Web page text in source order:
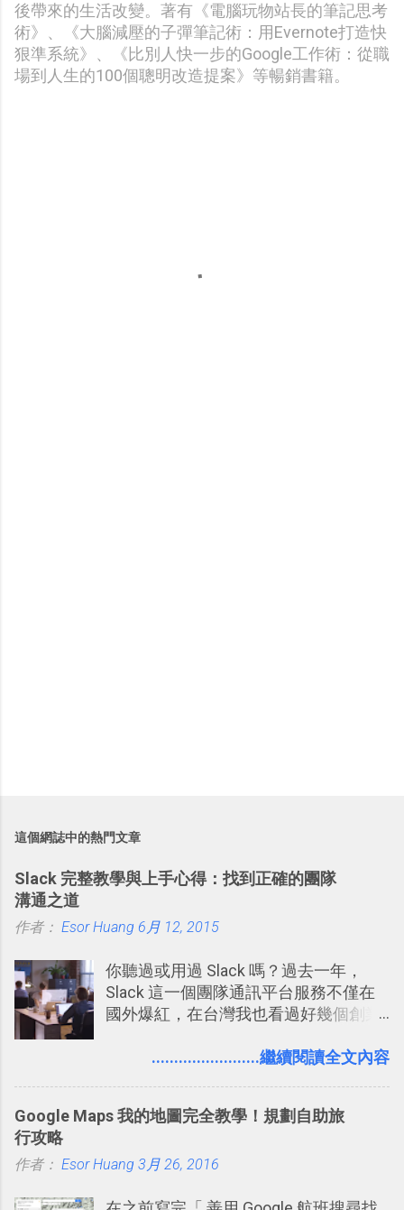
後帶來的生活改變。著有《電腦玩物站長的筆記思考
術》、《大腦減壓的子彈筆記術：用Evernote打造快
狠準系統》、《比別人快一步的Google工作術：從職
場到人生的100個聰明改造提案》等暢銷書籍。
這個網誌中的熱門文章
Slack 完整教學與上手心得：找到正確的團隊
溝通之道
作者： Esor Huang 6月 12, 2015
你聽過或用過 Slack 嗎？過去一年，
Slack 這一個團隊通訊平台服務不僅在
國外爆紅，在台灣我也看過好幾個創業
理，到底 Slack 有什麼魅力？它是不是
有機會在一個專案合作中使用了 Slack
點： 1. 「 很有趣 」： Slack 裡擁有跟
........................繼續閱讀全文內容
Google Maps 我的地圖完全教學！規劃自助旅
行攻略
作者： Esor Huang 3月 26, 2016